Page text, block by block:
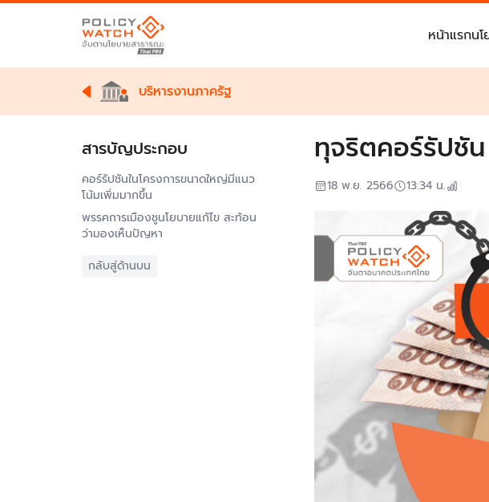
หน้าแรกนโ
บริหารงานภาครัฐ
สารบัญประกอบ
คอร์รัปชันในโครงการขนาดใหญ่มีแนว
โน้มเพิ่มมากขึ้น
พรรคการเมืองชูนโยบายแก้ไข สะท้อน
ว่ามองเห็นปัญหา
กลับสู่ด้านบน
ทุจริตคอร์รัปชั
18 พ.ย. 2566 13:34 น.